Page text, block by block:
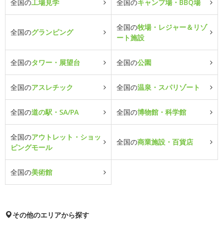
全国の工場見学 全国のキャンプ場・BBQ場
全国のグランピング
全国の牧場・レジャー＆リゾ
ート施設
全国のタワー・展望台 全国の公園
全国のアスレチック 全国の温泉・スパリゾート
全国の道の駅・SA/PA 全国の博物館・科学館
全国のアウトレット・ショッ
ピングモール
全国の商業施設・百貨店
全国の美術館
その他のエリアから探す